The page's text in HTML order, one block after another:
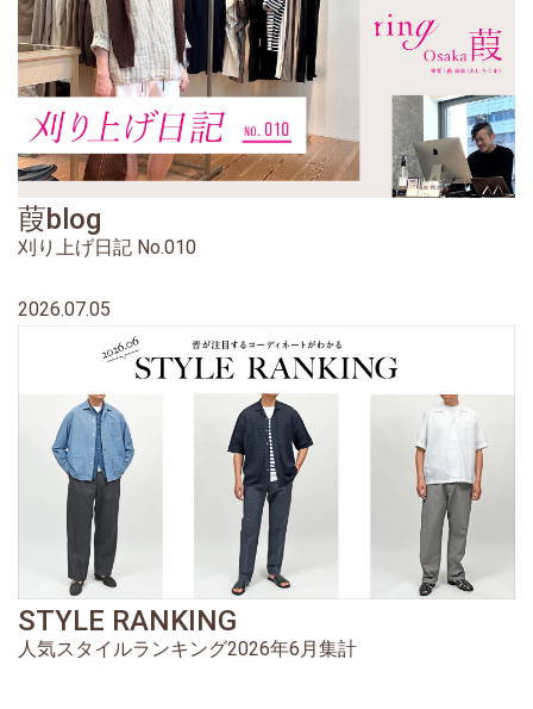
葭blog
刈り上げ日記 No.010
2026.07.05
STYLE RANKING
人気スタイルランキング2026年6月集計